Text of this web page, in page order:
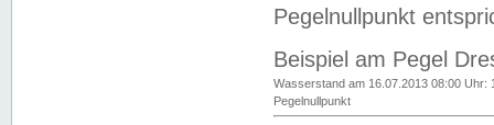
Pegelnullpunkt
Beispiel am Pegel
Wasserstand am 16.07.2013 08:00 Uhr:
Pegelnullpunkt